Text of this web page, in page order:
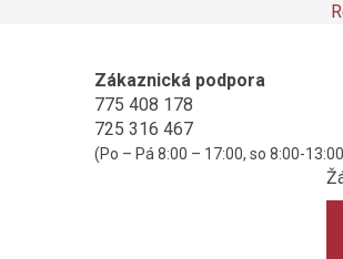
Zákaznická podpora
775 408 178
725 316 467
(Po – Pá 8:00 – 17:00, so 8:00-